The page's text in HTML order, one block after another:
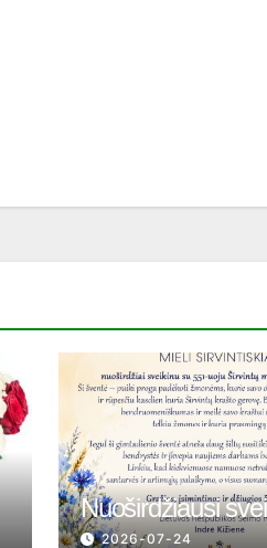
Nuoširdžiausi
2026-07-24